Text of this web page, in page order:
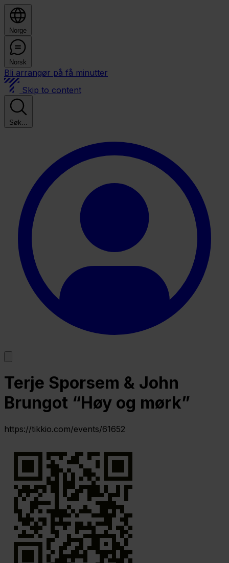
Norge
Norsk
Bli arrangør på få minutter
Skip to content
Søk...
Terje Sporsem & John
Brungot “Høy og mørk”
https://tikkio.com/events/61652